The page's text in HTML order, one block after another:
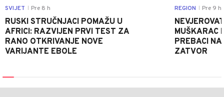
SVIJET Pre 8 h
RUSKI STRUČNJACI POMAŽU U
AFRICI: RAZVIJEN PRVI TEST ZA
RANO OTKRIVANJE NOVE
VARIJANTE EBOLE
REGION Pre 9 h
MUŠKARAC
PREBACI
ZATVOR